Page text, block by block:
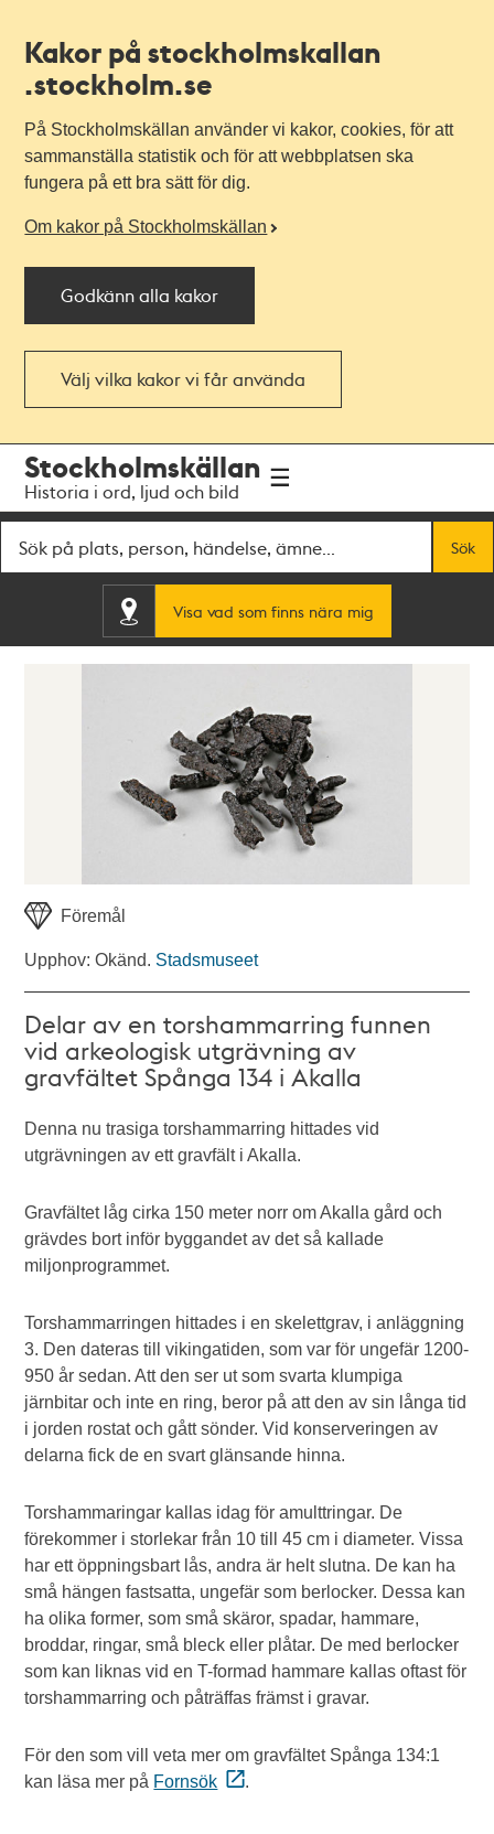
Kakor på stockholmskallan
.stockholm.se
På Stockholmskällan använder vi kakor, cookies, för att
sammanställa statistik och för att webbplatsen ska
fungera på ett bra sätt för dig.
Om kakor på Stockholmskällan
Godkänn alla kakor
Välj vilka kakor vi får använda
navigationen
huvudinnehållet
Stockholmskällan
Historia i ord, ljud och bild
Sök
Visa vad som finns nära mig
Föremål
Upphov: Okänd. Stadsmuseet
Delar av en torshammarring funnen
vid arkeologisk utgrävning av
gravfältet Spånga 134 i Akalla
Denna nu trasiga torshammarring hittades vid
utgrävningen av ett gravfält i Akalla.
Gravfältet låg cirka 150 meter norr om Akalla gård och
grävdes bort inför byggandet av det så kallade
miljonprogrammet.
Torshammarringen hittades i en skelettgrav, i anläggning
3. Den dateras till vikingatiden, som var för ungefär 1200-
950 år sedan. Att den ser ut som svarta klumpiga
järnbitar och inte en ring, beror på att den av sin långa tid
i jorden rostat och gått sönder. Vid konserveringen av
delarna fick de en svart glänsande hinna.
Torshammaringar kallas idag för amulttringar. De
förekommer i storlekar från 10 till 45 cm i diameter. Vissa
har ett öppningsbart lås, andra är helt slutna. De kan ha
små hängen fastsatta, ungefär som berlocker. Dessa kan
ha olika former, som små skäror, spadar, hammare,
broddar, ringar, små bleck eller plåtar. De med berlocker
som kan liknas vid en T-formad hammare kallas oftast för
torshammarring och påträffas främst i gravar.
För den som vill veta mer om gravfältet Spånga 134:1
kan läsa mer på Fornsök .